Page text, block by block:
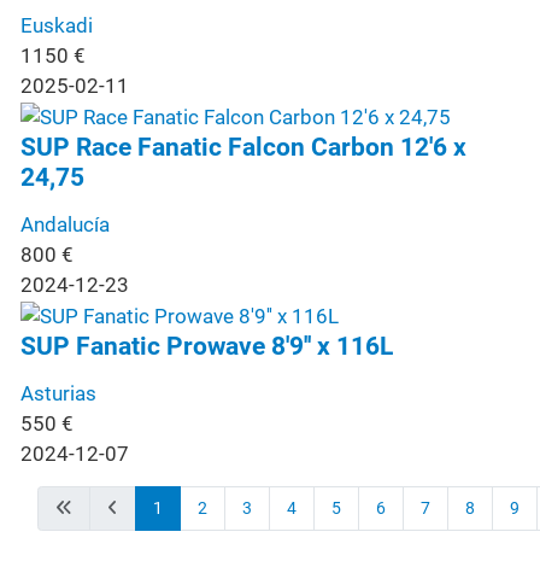
Euskadi
1150 €
2025-02-11
SUP Race Fanatic Falcon Carbon 12'6 x
24,75
Andalucía
800 €
2024-12-23
SUP Fanatic Prowave 8'9'' x 116L
Asturias
550 €
2024-12-07
1 2 3 4 5 6 7 8 9